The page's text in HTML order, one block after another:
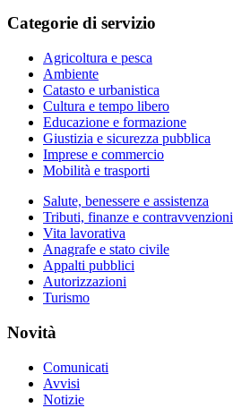
Categorie di servizio
Agricoltura e pesca
Ambiente
Catasto e urbanistica
Cultura e tempo libero
Educazione e formazione
Giustizia e sicurezza pubblica
Imprese e commercio
Mobilità e trasporti
Salute, benessere e assistenza
Tributi, finanze e contravvenzioni
Vita lavorativa
Anagrafe e stato civile
Appalti pubblici
Autorizzazioni
Turismo
Novità
Comunicati
Avvisi
Notizie